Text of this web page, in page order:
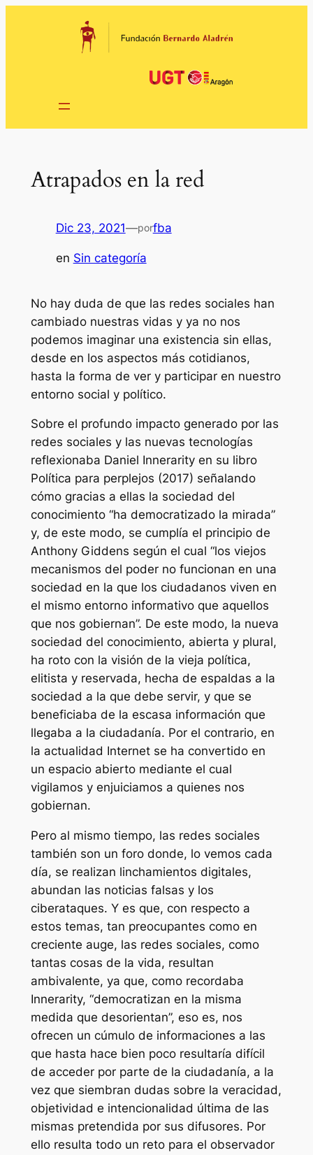
Atrapados en la red
Dic 23, 2021—porfba
en Sin categoría
No hay duda de que las redes sociales han
cambiado nuestras vidas y ya no nos
podemos imaginar una existencia sin ellas,
desde en los aspectos más cotidianos,
hasta la forma de ver y participar en nuestro
entorno social y político.
Sobre el profundo impacto generado por las
redes sociales y las nuevas tecnologías
reflexionaba Daniel Innerarity en su libro
Política para perplejos (2017) señalando
cómo gracias a ellas la sociedad del
conocimiento “ha democratizado la mirada”
y, de este modo, se cumplía el principio de
Anthony Giddens según el cual “los viejos
mecanismos del poder no funcionan en una
sociedad en la que los ciudadanos viven en
el mismo entorno informativo que aquellos
que nos gobiernan”. De este modo, la nueva
sociedad del conocimiento, abierta y plural,
ha roto con la visión de la vieja política,
elitista y reservada, hecha de espaldas a la
sociedad a la que debe servir, y que se
beneficiaba de la escasa información que
llegaba a la ciudadanía. Por el contrario, en
la actualidad Internet se ha convertido en
un espacio abierto mediante el cual
vigilamos y enjuiciamos a quienes nos
gobiernan.
Pero al mismo tiempo, las redes sociales
también son un foro donde, lo vemos cada
día, se realizan linchamientos digitales,
abundan las noticias falsas y los
ciberataques. Y es que, con respecto a
estos temas, tan preocupantes como en
creciente auge, las redes sociales, como
tantas cosas de la vida, resultan
ambivalente, ya que, como recordaba
Innerarity, “democratizan en la misma
medida que desorientan”, eso es, nos
ofrecen un cúmulo de informaciones a las
que hasta hace bien poco resultaría difícil
de acceder por parte de la ciudadanía, a la
vez que siembran dudas sobre la veracidad,
objetividad e intencionalidad última de las
mismas pretendida por sus difusores. Por
ello resulta todo un reto para el observador